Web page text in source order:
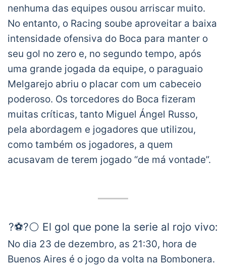
nenhuma das equipes ousou arriscar muito.
No entanto, o Racing soube aproveitar a baixa
intensidade ofensiva do Boca para manter o
seu gol no zero e, no segundo tempo, após
uma grande jogada da equipe, o paraguaio
Melgarejo abriu o placar com um cabeceio
poderoso. Os torcedores do Boca fizeram
muitas críticas, tanto Miguel Ángel Russo,
pela abordagem e jogadores que utilizou,
como também os jogadores, a quem
acusavam de terem jogado “de má vontade”.
?⚽?⚪ El gol que pone la serie al rojo vivo:
de cabeza, Lorenzo Melgarejo marcó para
el triunfo 1⃣-0⃣ de@RacingClubante
No dia 23 de dezembro, as 21:30, hora de
Buenos Aires é o jogo da volta na Bombonera.